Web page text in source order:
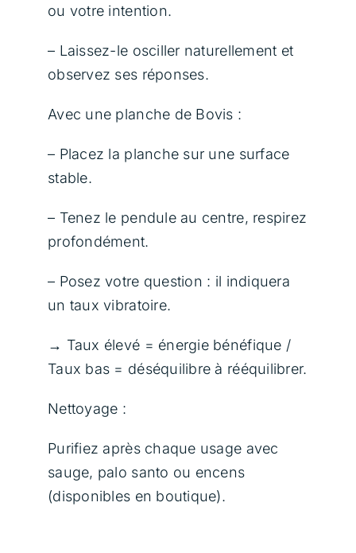
ou votre intention.
– Laissez-le osciller naturellement et
observez ses réponses.
Avec une planche de Bovis :
– Placez la planche sur une surface
stable.
– Tenez le pendule au centre, respirez
profondément.
– Posez votre question : il indiquera
un taux vibratoire.
→ Taux élevé = énergie bénéfique /
Taux bas = déséquilibre à rééquilibrer.
Nettoyage :
Purifiez après chaque usage avec
sauge, palo santo ou encens
(disponibles en boutique).